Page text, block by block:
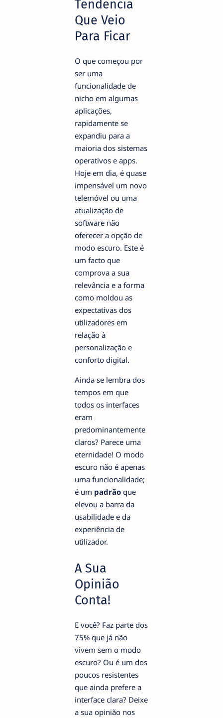
Tendência
Que Veio
Para Ficar
O que começou por
ser uma
funcionalidade de
nicho em algumas
aplicações,
rapidamente se
expandiu para a
maioria dos sistemas
operativos e apps.
Hoje em dia, é quase
impensável um novo
telemóvel ou uma
atualização de
software não
oferecer a opção de
modo escuro. Este é
um facto que
comprova a sua
relevância e a forma
como moldou as
expectativas dos
utilizadores em
relação à
personalização e
conforto digital.
Ainda se lembra dos
tempos em que
todos os interfaces
eram
predominantemente
claros? Parece uma
eternidade! O modo
escuro não é apenas
uma funcionalidade;
é um padrão que
elevou a barra da
usabilidade e da
experiência de
utilizador.
A Sua
Opinião
Conta!
E você? Faz parte dos
75% que já não
vivem sem o modo
escuro? Ou é um dos
poucos resistentes
que ainda prefere a
interface clara? Deixe
a sua opinião nos